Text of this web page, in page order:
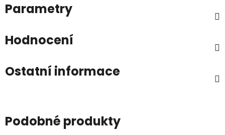
Parametry
Hodnocení
Ostatní informace
Podobné produkty